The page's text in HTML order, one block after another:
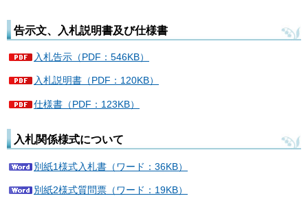
告示文、入札説明書及び仕様書
入札告示（PDF：546KB）
入札説明書（PDF：120KB）
仕様書（PDF：123KB）
入札関係様式について
別紙1様式入札書（ワード：36KB）
別紙2様式質問票（ワード：19KB）